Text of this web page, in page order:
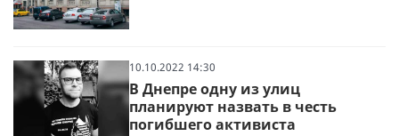
10.10.2022 14:30
В Днепре одну из улиц
планируют назвать в честь
погибшего активиста